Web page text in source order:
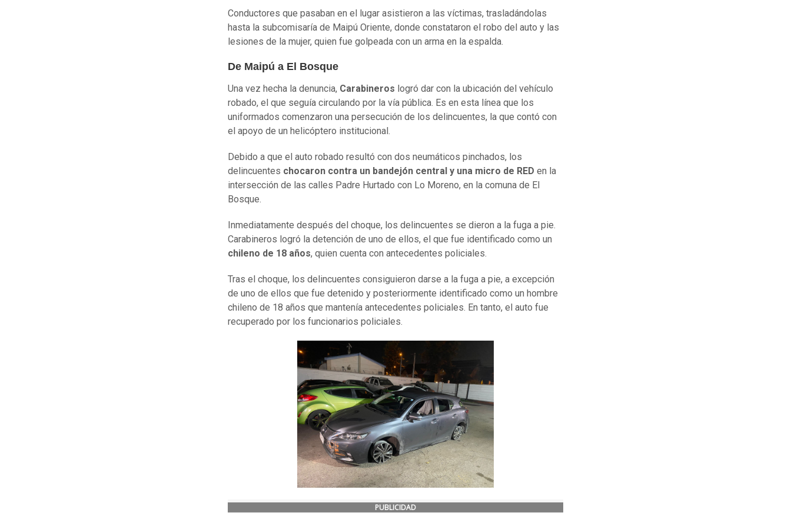
Conductores que pasaban en el lugar asistieron a las víctimas, trasladándolas
hasta la subcomisaría de Maipú Oriente, donde constataron el robo del auto y las
lesiones de la mujer, quien fue golpeada con un arma en la espalda.
De Maipú a El Bosque
Una vez hecha la denuncia, Carabineros logró dar con la ubicación del vehículo
robado, el que seguía circulando por la vía pública. Es en esta línea que los
uniformados comenzaron una persecución de los delincuentes, la que contó con
el apoyo de un helicóptero institucional.
Debido a que el auto robado resultó con dos neumáticos pinchados, los
delincuentes chocaron contra un bandejón central y una micro de RED en la
intersección de las calles Padre Hurtado con Lo Moreno, en la comuna de El
Bosque.
Inmediatamente después del choque, los delincuentes se dieron a la fuga a pie.
Carabineros logró la detención de uno de ellos, el que fue identificado como un
chileno de 18 años, quien cuenta con antecedentes policiales.
Tras el choque, los delincuentes consiguieron darse a la fuga a pie, a excepción
de uno de ellos que fue detenido y posteriormente identificado como un hombre
chileno de 18 años que mantenía antecedentes policiales. En tanto, el auto fue
recuperado por los funcionarios policiales.
PUBLICIDAD